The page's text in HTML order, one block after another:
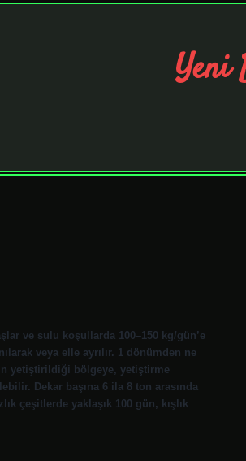
Yeni
ve sulu koşullarda 100–150 kg/gün’e
veya elle ayrılır. 1 dönümden ne
yetiştirildiği bölgeye, yetiştirme
Dekar başına 6 ila 8 ton arasında
çeşitlerde yaklaşık 100 gün, kışlık